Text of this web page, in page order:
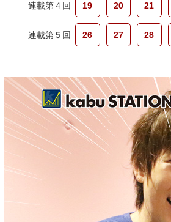
連載第４回 19 20 21
連載第５回 26 27 28